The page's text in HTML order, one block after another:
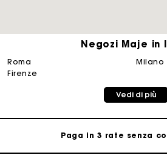
Negozi Maje in
roma
milano
firenze
Vedi di più
La carta regalo Maje: il modo
Consegna a domicilio
Paga in 3 rate senza